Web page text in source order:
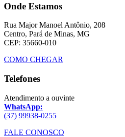
Onde Estamos
Rua Major Manoel Antônio, 208
Centro, Pará de Minas, MG
CEP: 35660-010
COMO CHEGAR
Telefones
Atendimento a ouvinte
WhatsApp:
(37) 99938-0255
FALE CONOSCO